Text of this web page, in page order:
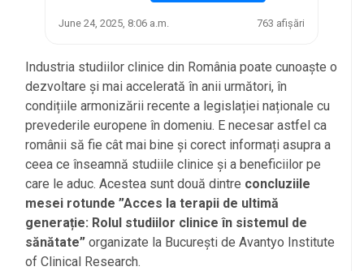
June 24, 2025, 8:06 a.m. 763 afișări
Industria studiilor clinice din România poate cunoaște o
dezvoltare și mai accelerată în anii următori, în
condițiile armonizării recente a legislației naționale cu
prevederile europene în domeniu. E necesar astfel ca
românii să fie cât mai bine și corect informați asupra a
ceea ce înseamnă studiile clinice și a beneficiilor pe
care le aduc. Acestea sunt două dintre concluziile
mesei rotunde ”Acces la terapii de ultimă
generație: Rolul studiilor clinice în sistemul de
sănătate” organizate la București de Avantyo Institute
of Clinical Research.